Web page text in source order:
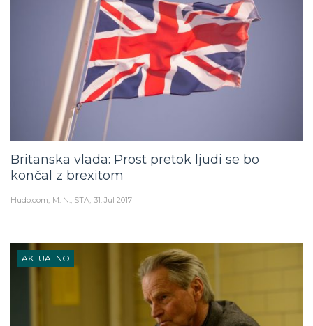
Britanska vlada: Prost pretok ljudi se bo
končal z brexitom
Hudo.com M. N., STA 31. Jul 2017
AKTUALNO